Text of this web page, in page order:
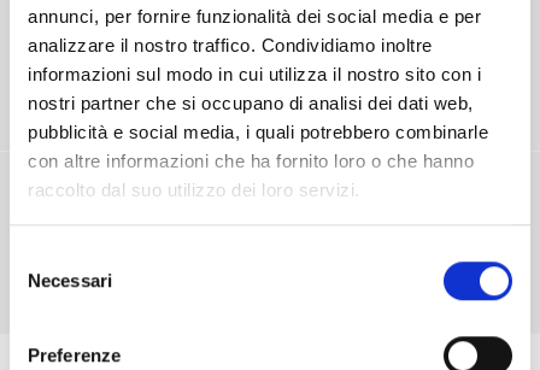
annunci, per fornire funzionalità dei social media e per
analizzare il nostro traffico. Condividiamo inoltre
informazioni sul modo in cui utilizza il nostro sito con i
nostri partner che si occupano di analisi dei dati web,
pubblicità e social media, i quali potrebbero combinarle
con altre informazioni che ha fornito loro o che hanno
raccolto dal suo utilizzo dei loro servizi.
delNecessari
Preferenze
18 € 695,00 € 486,00 € 625,00
19 € 724,00 € 507,00 € 652,00
20 € 752,00 € 527,00 € 677,00
gratuito (esclusi 12 giorni nella stagione, DTL, stagionali e tessere valore) di durata e